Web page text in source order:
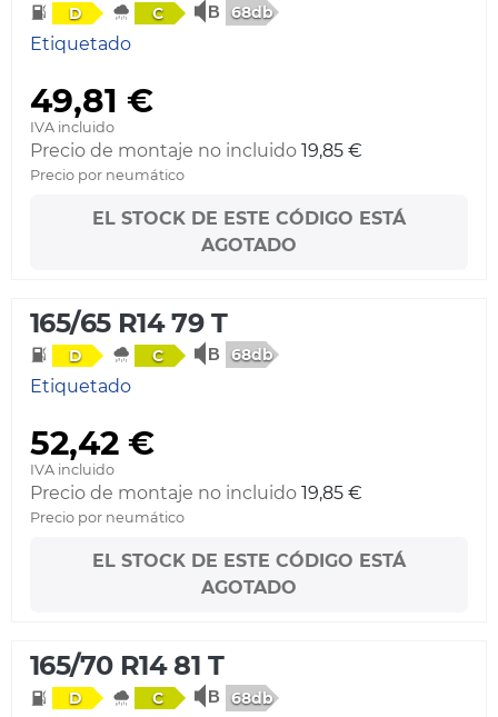
D C 68db
Etiquetado
49,81 €
IVA incluido
Precio de montaje no incluido 19,85 €
Precio por neumático
EL STOCK DE ESTE CÓDIGO ESTÁ
AGOTADO
165/65 R14 79 T
D C 68db
Etiquetado
52,42 €
IVA incluido
Precio de montaje no incluido 19,85 €
Precio por neumático
EL STOCK DE ESTE CÓDIGO ESTÁ
AGOTADO
165/70 R14 81 T
D C 68db